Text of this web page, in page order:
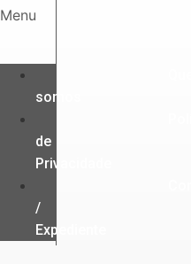
Ir
conteúdo
Menu
somos
de
Privacidade
/
Expediente